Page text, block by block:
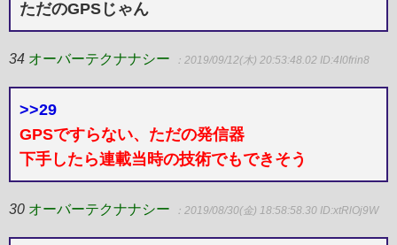
ただのGPSじゃん
34 オーバーテクナナシー ：2019/09/12(木) 20:53:48.02 ID:4I0frin8
>>29
GPSですらない、ただの発信器
下手したら連載当時の技術でもできそう
30 オーバーテクナナシー ：2019/08/30(金) 18:58:58.30 ID:xtRlOj9W